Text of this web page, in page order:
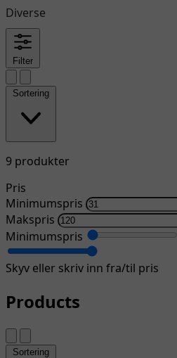
Diverse
Filter
Sortering
9 produkter
Pris
Minimumspris
Makspris
Minimumspris
Skyv eller skriv inn fra/til pris
Products
Sortering